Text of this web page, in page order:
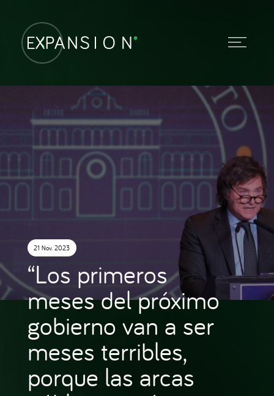
21 Nov. 2023
“Los primeros
meses del próximo
gobierno van a ser
meses terribles,
porque las arcas